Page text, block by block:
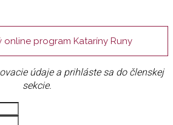
online program Kataríny Runy
údaje a prihláste sa do členskej
sekcie.